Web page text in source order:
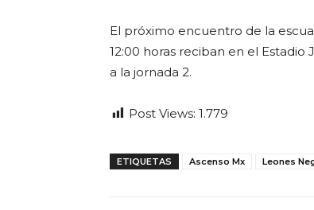
El próximo encuentro de la
12:00 horas reciban en el
a la jornada 2.
Post Views: 1.779
ETIQUETAS Ascenso Mx Leones